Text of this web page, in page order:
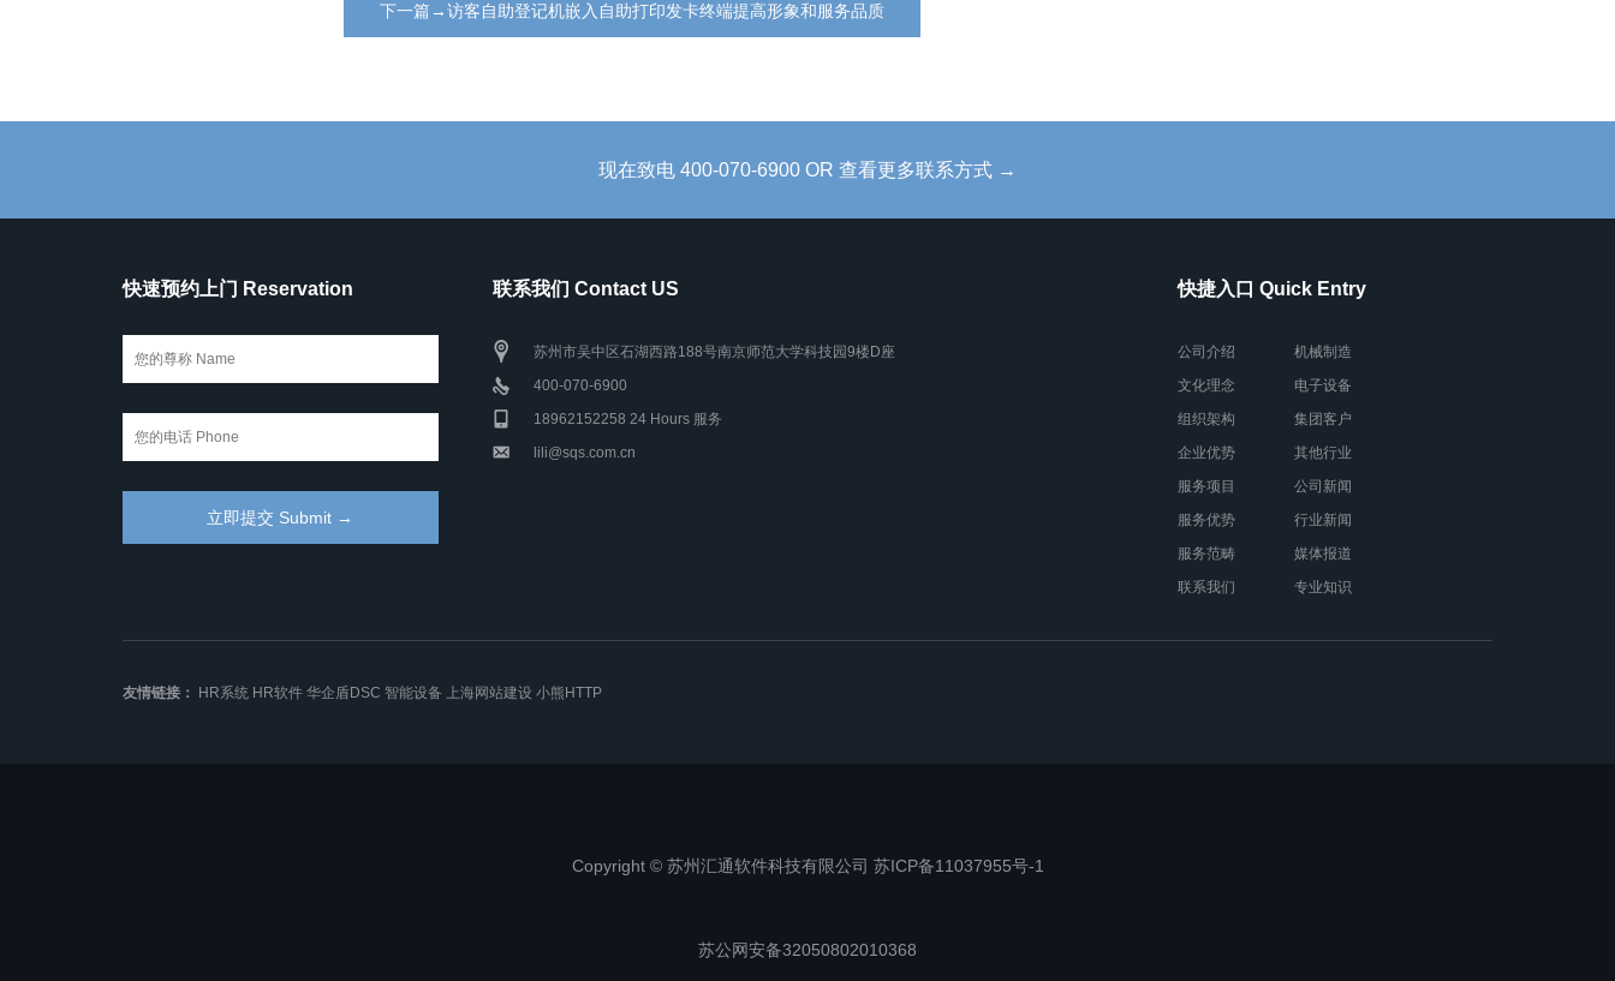
下一篇→访客自助登记机嵌入自助打印发卡终端提高形象和服务品质
现在致电 400-070-6900 OR 查看更多联系方式 →
快速预约上门 Reservation 联系我们 Contact US
苏州市吴中区石湖西路188号南京师范大学科技园9楼D座
400-070-6900
18962152258 24 Hours 服务
lili@sqs.com.cn
快捷入口 Quick Entry
公司介绍
文化理念
组织架构
企业优势
服务项目
服务优势
服务范畴
联系我们
机械制造
电子设备
集团客户
其他行业
公司新闻
行业新闻
媒体报道
专业知识
友情链接： HR系统 HR软件 华企盾DSC 智能设备 上海网站建设 小熊HTTP
Copyright © 苏州汇通软件科技有限公司 苏ICP备11037955号-1
苏公网安备32050802010368